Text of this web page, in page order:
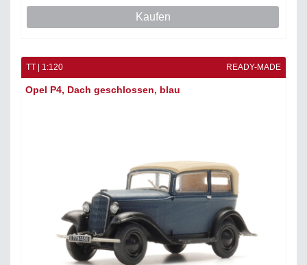
Kaufen
TT | 1:120 READY-MADE
Opel P4, Dach geschlossen, blau